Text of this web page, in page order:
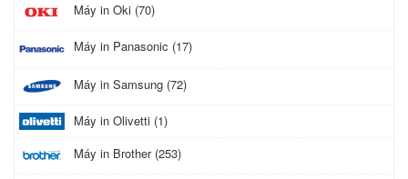
Máy in Oki (70)
Máy in Panasonic (17)
Máy in Samsung (72)
Máy in Olivetti (1)
Máy in Brother (253)